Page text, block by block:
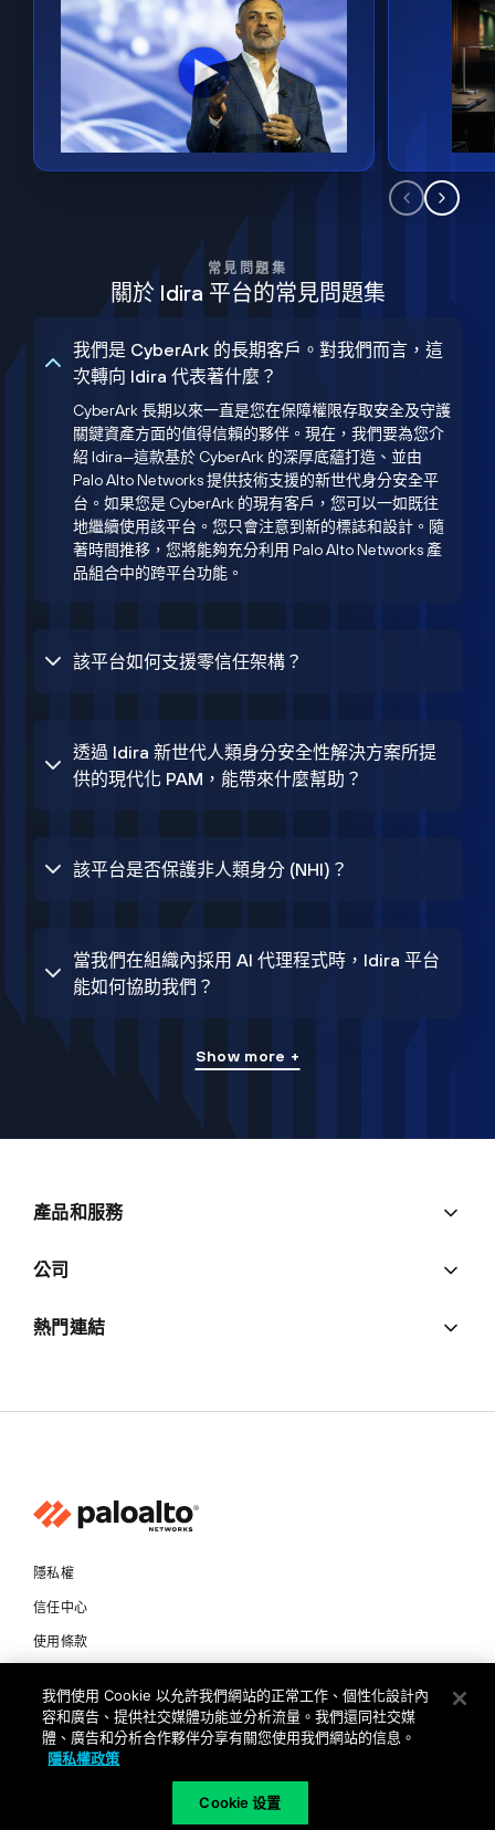
常見問題集
關於 Idira 平台的常見問題集
我們是 CyberArk 的長期客戶。對我們而言，這
次轉向 Idira 代表著什麼？
CyberArk 長期以來一直是您在保障權限存取安全及守護
關鍵資產方面的值得信賴的夥伴。現在，我們要為您介
紹 Idira—這款基於 CyberArk 的深厚底蘊打造、並由
Palo Alto Networks 提供技術支援的新世代身分安全平
台。如果您是 CyberArk 的現有客戶，您可以一如既往
地繼續使用該平台。您只會注意到新的標誌和設計。隨
著時間推移，您將能夠充分利用 Palo Alto Networks 產
品組合中的跨平台功能。
該平台如何支援零信任架構？
透過 Idira 新世代人類身分安全性解決方案所提
供的現代化 PAM，能帶來什麼幫助？
該平台是否保護非人類身分 (NHI)？
當我們在組織內採用 AI 代理程式時，Idira 平台
能如何協助我們？
Show more +
產品和服務
公司
熱門連結
隱私權
信任中心
使用條款
Copyright © 2026 Palo Alto Networks. All Rights Reserved
我們使用 Cookie 以允許我們網站的正常工作、個性化設計內
容和廣告、提供社交媒體功能並分析流量。我們還同社交媒
體、廣告和分析合作夥伴分享有關您使用我們網站的信息。
隱私權政策
Cookie 设置